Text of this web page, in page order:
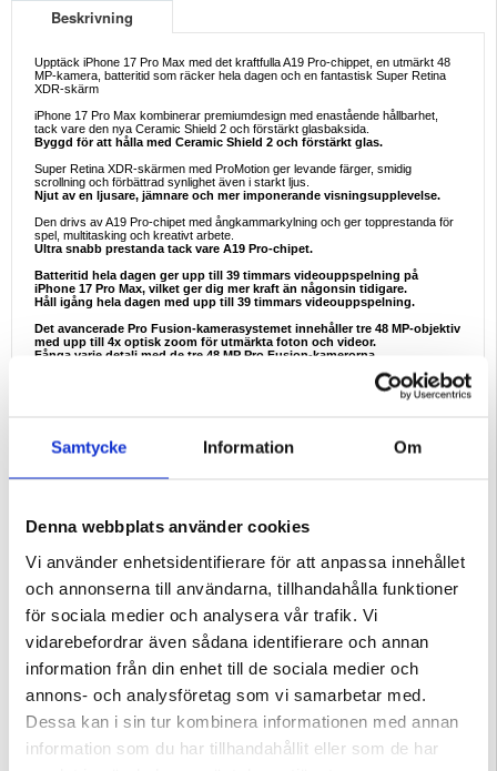
Samtycke Information Om
Denna webbplats använder cookies
Vi använder enhetsidentifierare för att anpassa innehållet
och annonserna till användarna, tillhandahålla funktioner
för sociala medier och analysera vår trafik. Vi
vidarebefordrar även sådana identifierare och annan
information från din enhet till de sociala medier och
annons- och analysföretag som vi samarbetar med.
Dessa kan i sin tur kombinera informationen med annan
information som du har tillhandahållit eller som de har
Beskrivning
Upptäck iPhone 17 Pro Max med det kraftfulla A19 Pro-chippet, en utmärkt 48
MP-kamera, batteritid som räcker hela dagen och en fantastisk Super Retina
XDR-skärm
iPhone 17 Pro Max kombinerar premiumdesign med enastående hållbarhet,
tack vare den nya Ceramic Shield 2 och förstärkt glasbaksida.
Byggd för att hålla med Ceramic Shield 2 och förstärkt glas.
Super Retina XDR-skärmen med ProMotion ger levande färger, smidig
scrollning och förbättrad synlighet även i starkt ljus.
Njut av en ljusare, jämnare och mer imponerande visningsupplevelse.
Den drivs av A19 Pro-chipet med ångkammarkylning och ger topprestanda för
spel, multitasking och kreativt arbete.
Ultra snabb prestanda tack vare A19 Pro-chipet.
Batteritid hela dagen ger upp till 39 timmars videouppspelning på
iPhone 17 Pro Max, vilket ger dig mer kraft än någonsin tidigare.
Håll igång hela dagen med upp till 39 timmars videouppspelning.
Det avancerade Pro Fusion-kamerasystemet innehåller tre 48 MP-objektiv
med upp till 4x optisk zoom för utmärkta foton och videor.
Fånga varje detalj med de tre 48 MP Pro Fusion-kamerorna.
- PROCESSOR: Hexakärna
- Operativsystem: iOS 26
- Mått: 163,4 x 78 x 8,8 mm 163,4 x 78 x 8,8 mm
- Konstruktion: Glasfront (Ceramic Shield 2), ram i aluminiumlegering,
baksida i aluminiumlegering/glasbaksida (Ceramic Shield)
- Nano-SIM + eSIM + eSIM (max 2 åt gången)
- IP68 dammtät och vattentålig (nedsänkning i upp till 6 m i 30 min)
- Apple Pay (certifierad för Visa, MasterCard, AMEX)
Kommunikation
- Mobil data: GPRS, EDGE, HSPA, LTE, 5G, EV-DO Rev.A 3,1 Mbps
- WLAN: Wi-Fi 802.11 a/b/g/n/ac/6e/7, tri-band, hotspot
- Bluetooth: 6.0, A2DP, LE
- Positionering: GPS (L1+L5), GLONASS, GALILEO, BDS, QZSS, NavIC
- USB-ANSLUTNING: Typ-C 3.2 Gen 2, DisplayPort
Display
- Storlek: 6,9", 1320 x 2868 pixlar